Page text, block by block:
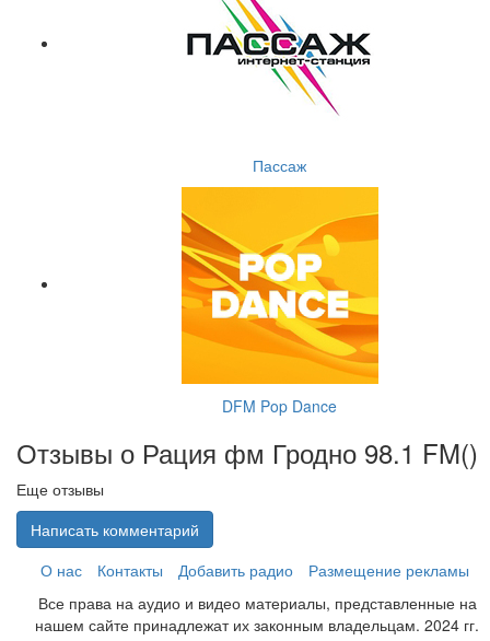
Пассаж
DFM Pop Dance
Отзывы о Рация фм Гродно 98.1 FM()
Еще отзывы
Написать комментарий
О нас
Контакты Добавить радио
Размещение рекламы
Все права на аудио и видео материалы, представленные на
нашем сайте принадлежат их законным владельцам. 2024 гг.